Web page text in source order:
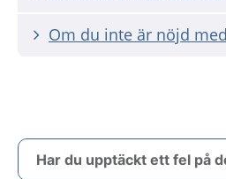
Om du inte är nöjd
Har du upptäckt ett fel på